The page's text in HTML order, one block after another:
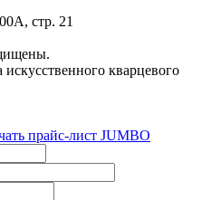
стр. 21
кварцевого
прайс-лист JUMBO